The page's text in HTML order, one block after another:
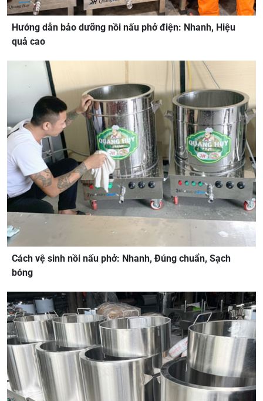
Hướng dẫn bảo dưỡng nồi nấu phở điện: Nhanh, Hiệu
quả cao
Cách vệ sinh nồi nấu phở: Nhanh, Đúng chuẩn, Sạch
bóng